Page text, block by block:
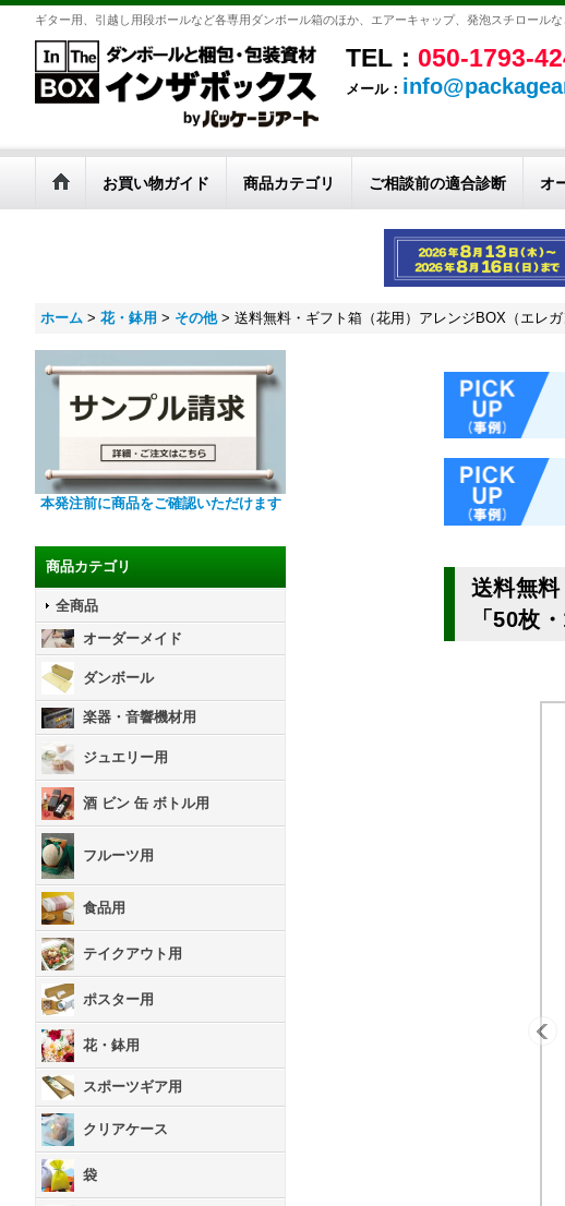
ギター用、引越し用段ボールなど各専用ダンボール箱のほか、エアーキャップ、発泡スチロール
TEL： 050-1793-
メール：
お買い物ガイド 商品カテゴリ ご相談前の適合診断 オ
ホーム > 花・鉢用 > その他 > 送料無料・ギフト箱（花用）アレンジBOX（エレ
本発注前に商品をご確認いただけます
商品カテゴリ
全商品
オーダーメイド
ダンボール
楽器・音響機材用
ジュエリー用
酒 ビン 缶 ボトル用
フルーツ用
食品用
テイクアウト用
ポスター用
花・鉢用
スポーツギア用
クリアケース
袋
送料無
「50枚